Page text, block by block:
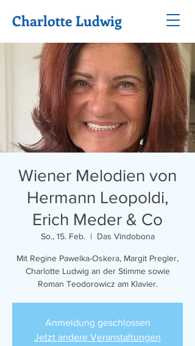
Charlotte Ludwig
Wiener Melodien von
Hermann Leopoldi,
Erich Meder & Co
So., 15. Feb.
  |
Das Vindobona
Mit Regine Pawelka-Oskera, Margit Pregler,
Charlotte Ludwig an der Stimme sowie
Roman Teodorowicz am Klavier.
Anmeldung geschlossen
Jetzt andere Veranstaltungen